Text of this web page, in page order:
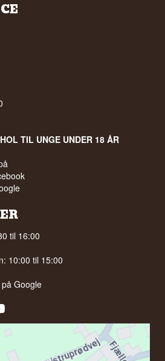
TIL UNGE UNDER 18 ÅR
til 16:00
10:00 til 15:00
påGoogle